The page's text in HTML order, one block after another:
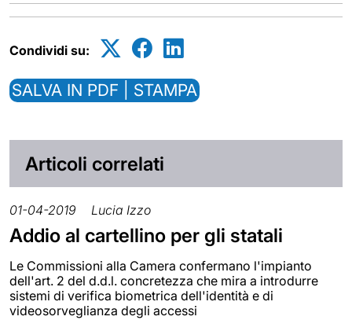
Condividi su:
SALVA IN PDF | STAMPA
Articoli correlati
01-04-2019 Lucia Izzo
Addio al cartellino per gli statali
Le Commissioni alla Camera confermano l'impianto
dell'art. 2 del d.d.l. concretezza che mira a introdurre
sistemi di verifica biometrica dell'identità e di
videosorveglianza degli accessi